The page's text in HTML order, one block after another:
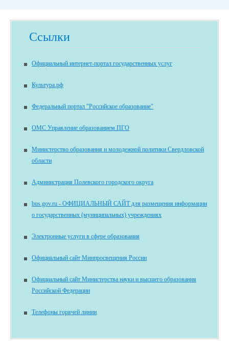
Ссылки
Официальный интернет-портал государственных услуг
Культура.рф
Федеральный портал "Российское образование"
ОМС Управление образованием ПГО
Министерство образования и молодежной политики Свердловской
области
Администрация Полевского городского округа
bus.gov.ru - ОФИЦИАЛЬНЫЙ САЙТ для размещения информации
о государственных (муниципальных) учреждениях
Электронные услуги в сфере образования
Официальный сайт Минпросвещения России
Официальный сайт Министерства науки и высшего образования
Российской Федерации
Телефоны горячей линии